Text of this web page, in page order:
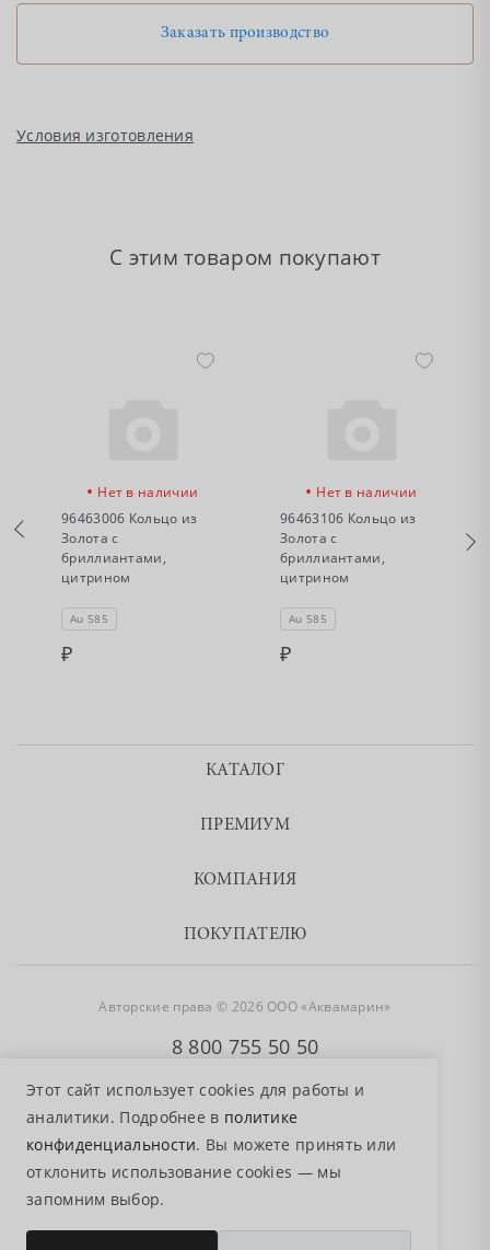
Этот сайт использует cookies для работы и
аналитики. Подробнее в политике
конфиденциальности. Вы можете принять или
отклонить использование cookies — мы
запомним выбор.
Заказать производство
Условия изготовления
С этим товаром покупают
• Нет в наличии
96463006 Кольцо из
Золота с
бриллиантами,
цитрином
Au 585
• Нет в наличии
96463106 Кольцо из
Золота с
бриллиантами,
цитрином
Au 585
КАТАЛОГ
ПРЕМИУМ
КОМПАНИЯ
ПОКУПАТЕЛЮ
Авторские права © 2026 ООО «Аквамарин»
8 800 755 50 50